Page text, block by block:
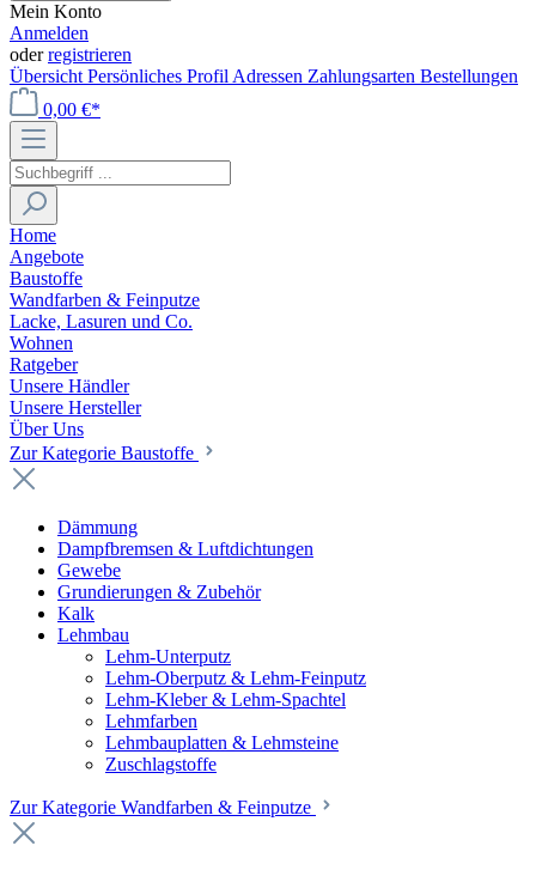
Mein Konto
Anmelden
oderregistrieren
Übersicht Persönliches Profil Adressen Zahlungsarten Bestellungen
0,00 €*
Home
Angebote
Baustoffe
Wandfarben & Feinputze
Lacke, Lasuren und Co.
Wohnen
Ratgeber
Unsere Händler
Unsere Hersteller
Über Uns
Zur Kategorie Baustoffe
Dämmung
Dampfbremsen & Luftdichtungen
Gewebe
Grundierungen & Zubehör
Kalk
Lehmbau
Lehm-Unterputz
Lehm-Oberputz & Lehm-Feinputz
Lehm-Kleber & Lehm-Spachtel
Lehmfarben
Lehmbauplatten & Lehmsteine
Zuschlagstoffe
Zur Kategorie Wandfarben & Feinputze